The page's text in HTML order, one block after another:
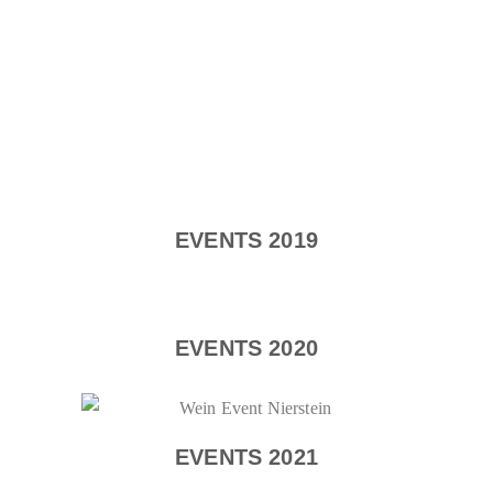
EVENTS 2021
EVENTS 2020
EVENTS 2019